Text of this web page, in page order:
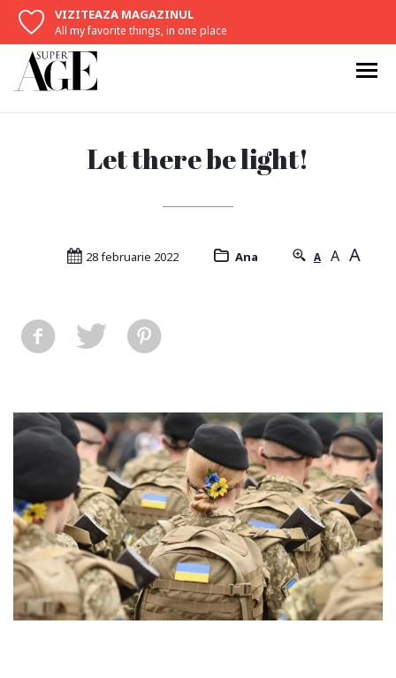
VIZITEAZA MAGAZINUL
All my favorite things, in one place
Let there be light!
28 februarie 2022 Ana A A A